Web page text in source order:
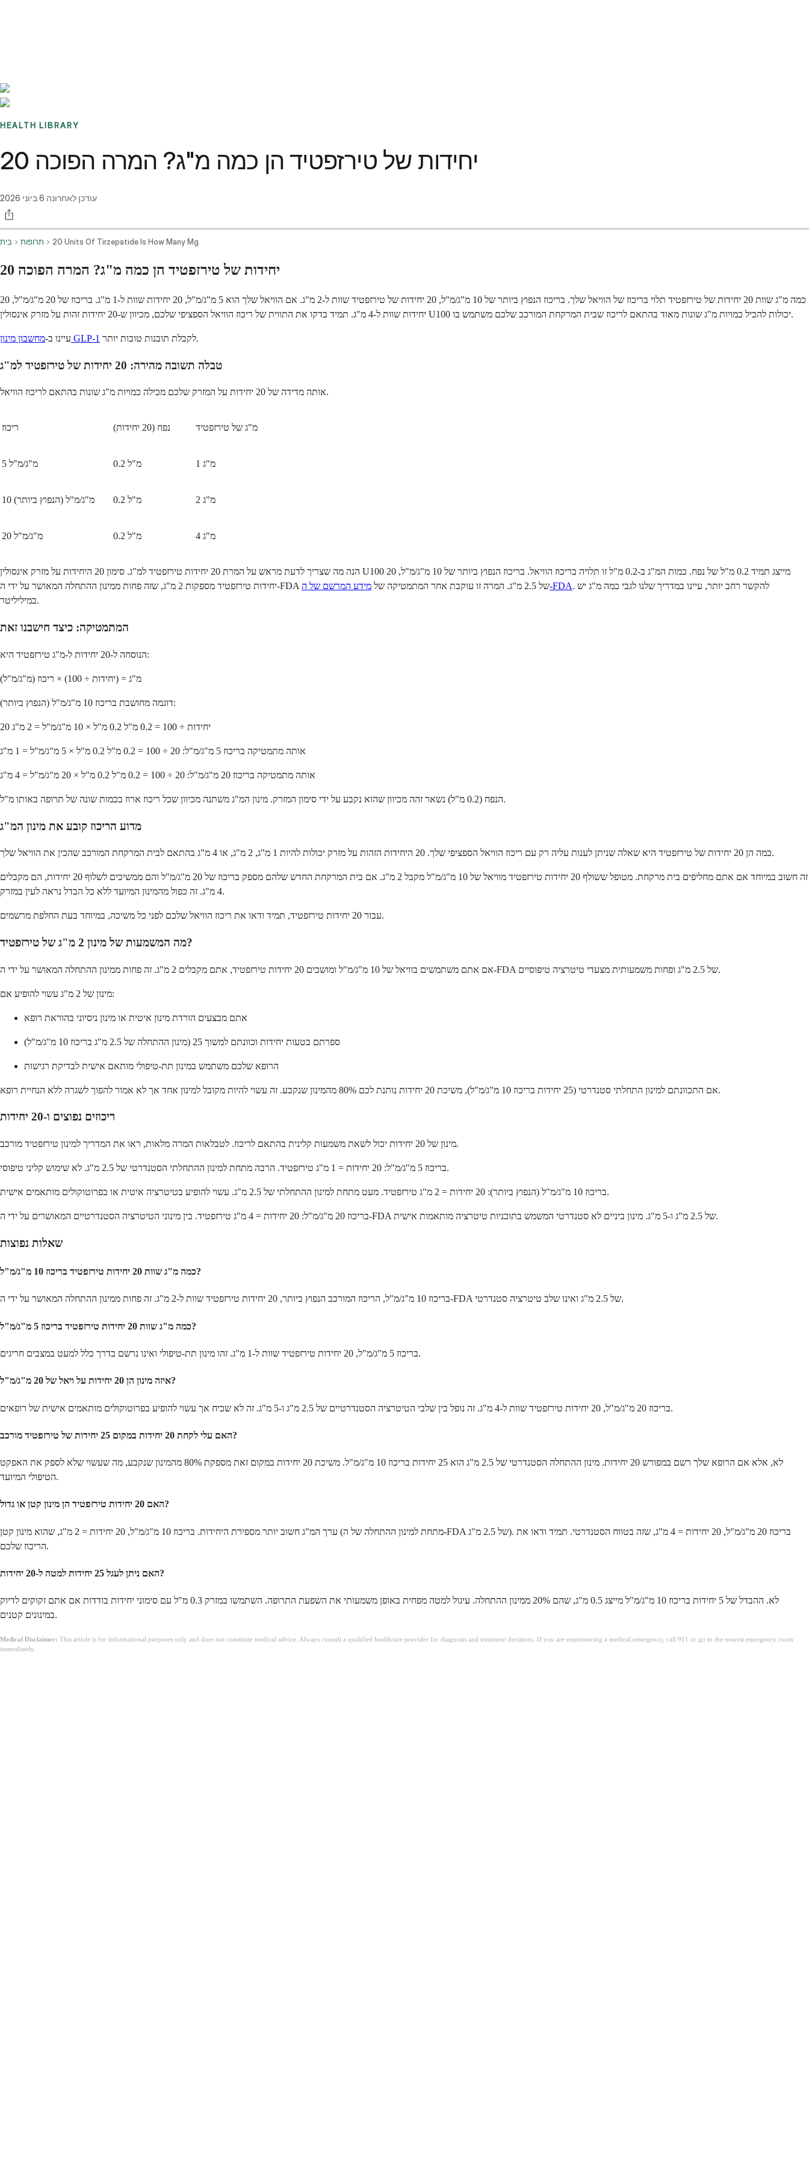
HEALTH LIBRARY
20 יחידות של טירזפטיד הן כמה מ"ג? המרה הפוכה
עודכן לאחרונה 6 ביוני 2026
בית תרופות 20 Units Of Tirzepatide Is How Many Mg
20 יחידות של טירזפטיד הן כמה מ"ג? המרה הפוכה
כמה מ"ג שוות 20 יחידות של טירזפטיד תלוי בריכוז של הוויאל שלך. בריכוז הנפוץ ביותר של 10 מ"ג/מ"ל, 20 יחידות של טירזפטיד שוות ל-2 מ"ג. אם הוויאל שלך הוא 5 מ"ג/מ"ל, 20 יחידות שוות ל-1 מ"ג. בריכוז של 20 מ"ג/מ"ל, 20
יחידות שוות ל-4 מ"ג. תמיד בדקו את התווית של ריכוז הוויאל הספציפי שלכם, מכיוון ש-20 יחידות זהות על מזרק אינסולין U100 יכולות להכיל כמויות מ"ג שונות מאוד בהתאם לריכוז שבית המרקחת המורכב שלכם משתמש בו.
עיינו ב- מחשבון מינון GLP-1 לקבלת תובנות טובות יותר.
טבלה תשובה מהירה: 20 יחידות של טירזפטיד למ"ג
אותה מדידה של 20 יחידות על המזרק שלכם מכילה כמויות מ"ג שונות בהתאם לריכוז הוויאל.
ריכוז נפח (20 יחידות) מ"ג של טירזפטיד
5 מ"ג/מ"ל 0.2 מ"ל 1 מ"ג
10 מ"ג/מ"ל (הנפוץ ביותר) 0.2 מ"ל 2 מ"ג
20 מ"ג/מ"ל 0.2 מ"ל 4 מ"ג
הנה מה שצריך לדעת מראש על המרת 20 יחידות טירזפטיד למ"ג. סימון 20 היחידות על מזרק אינסולין U100 מייצג תמיד 0.2 מ"ל של נפח. כמות המ"ג ב-0.2 מ"ל זו תלויה בריכוז הוויאל. בריכוז הנפוץ ביותר של 10 מ"ג/מ"ל, 20
יחידות טירזפטיד מספקות 2 מ"ג, שזה פחות ממינון ההתחלה המאושר על ידי ה-FDA של 2.5 מ"ג. המרה זו עוקבת אחר המתמטיקה שלמידע המרשם של ה-FDA. להקשר רחב יותר, עיינו במדריך שלנו לגבי כמה מ"ג יש
במיליליטר.
המתמטיקה: כיצד חישבנו זאת
הנוסחה ל-20 יחידות ל-מ"ג טירזפטיד היא:
מ"ג = (יחידות ÷ 100) × ריכוז (מ"ג/מ"ל)
דוגמה מחושבת בריכוז 10 מ"ג/מ"ל (הנפוץ ביותר):
20 יחידות ÷ 100 = 0.2 מ"ל 0.2 מ"ל × 10 מ"ג/מ"ל = 2 מ"ג
אותה מתמטיקה בריכוז 5 מ"ג/מ"ל: 20 ÷ 100 = 0.2 מ"ל 0.2 מ"ל × 5 מ"ג/מ"ל = 1 מ"ג
אותה מתמטיקה בריכוז 20 מ"ג/מ"ל: 20 ÷ 100 = 0.2 מ"ל 0.2 מ"ל × 20 מ"ג/מ"ל = 4 מ"ג
הנפח (0.2 מ"ל) נשאר זהה מכיוון שהוא נקבע על ידי סימון המזרק. מינון המ"ג משתנה מכיוון שכל ריכוז ארוז בכמות שונה של תרופה באותו מ"ל.
מדוע הריכוז קובע את מינון המ"ג
כמה הן 20 יחידות של טירזפטיד היא שאלה שניתן לענות עליה רק עם ריכוז הוויאל הספציפי שלך. 20 היחידות הזהות על מזרק יכולות להיות 1 מ"ג, 2 מ"ג, או 4 מ"ג בהתאם לבית המרקחת המורכב שהכין את הוויאל שלך.
זה חשוב במיוחד אם אתם מחליפים בית מרקחת. מטופל ששולף 20 יחידות טירזפטיד מוויאל של 10 מ"ג/מ"ל מקבל 2 מ"ג. אם בית המרקחת החדש שלהם מספק בריכוז של 20 מ"ג/מ"ל והם ממשיכים לשלוף 20 יחידות, הם מקבלים
4 מ"ג. זה כפול מהמינון המיועד ללא כל הבדל נראה לעין במזרק.
עבור 20 יחידות טירזפטיד, תמיד ודאו את ריכוז הוויאל שלכם לפני כל משיכה, במיוחד בעת החלפת מרשמים.
מה המשמעות של מינון 2 מ"ג של טירזפטיד?
אם אתם משתמשים בוויאל של 10 מ"ג/מ"ל ומושכים 20 יחידות טירזפטיד, אתם מקבלים 2 מ"ג. זה פחות ממינון ההתחלה המאושר על ידי ה-FDA של 2.5 מ"ג ופחות משמעותית מצעדי טיטרציה טיפוסיים.
מינון של 2 מ"ג עשוי להופיע אם:
אתם מבצעים הורדת מינון איטית או מינון ניסיוני בהוראת רופא
ספרתם בטעות יחידות וכוונתם למשוך 25 (מינון ההתחלה של 2.5 מ"ג בריכוז 10 מ"ג/מ"ל)
הרופא שלכם משתמש במינון תת-טיפולי מותאם אישית לבדיקת רגישות
אם התכוונתם למינון התחלתי סטנדרטי (25 יחידות בריכוז 10 מ"ג/מ"ל), משיכת 20 יחידות נותנת לכם 80% מהמינון שנקבע. זה עשוי להיות מקובל למינון אחד אך לא אמור להפוך לשגרה ללא הנחיית רופא.
ריכוזים נפוצים ו-20 יחידות
מינון של 20 יחידות יכול לשאת משמעות קלינית בהתאם לריכוז. לטבלאות המרה מלאות, ראו את המדריך למינון טירזפטיד מורכב.
בריכוז 5 מ"ג/מ"ל: 20 יחידות = 1 מ"ג טירזפטיד. הרבה מתחת למינון ההתחלתי הסטנדרטי של 2.5 מ"ג. לא שימוש קליני טיפוסי.
בריכוז 10 מ"ג/מ"ל (הנפוץ ביותר): 20 יחידות = 2 מ"ג טירזפטיד. מעט מתחת למינון ההתחלתי של 2.5 מ"ג. עשוי להופיע בטיטרציה איטית או בפרוטוקולים מותאמים אישית.
בריכוז 20 מ"ג/מ"ל: 20 יחידות = 4 מ"ג טירזפטיד. בין מינוני הטיטרציה הסטנדרטיים המאושרים על ידי ה-FDA של 2.5 מ"ג ו-5 מ"ג. מינון ביניים לא סטנדרטי המשמש בתוכניות טיטרציה מותאמות אישית.
שאלות נפוצות
כמה מ"ג שוות 20 יחידות טירזפטיד בריכוז 10 מ"ג/מ"ל?
בריכוז 10 מ"ג/מ"ל, הריכוז המורכב הנפוץ ביותר, 20 יחידות טירזפטיד שוות ל-2 מ"ג. זה פחות ממינון ההתחלה המאושר על ידי ה-FDA של 2.5 מ"ג ואינו שלב טיטרציה סטנדרטי.
כמה מ"ג שוות 20 יחידות טירזפטיד בריכוז 5 מ"ג/מ"ל?
בריכוז 5 מ"ג/מ"ל, 20 יחידות טירזפטיד שוות ל-1 מ"ג. זהו מינון תת-טיפולי ואינו נרשם בדרך כלל למעט במצבים חריגים.
איזה מינון הן 20 יחידות על ויאל של 20 מ"ג/מ"ל?
בריכוז 20 מ"ג/מ"ל, 20 יחידות טירזפטיד שוות ל-4 מ"ג. זה נופל בין שלבי הטיטרציה הסטנדרטיים של 2.5 מ"ג ו-5 מ"ג. זה לא שכיח אך עשוי להופיע בפרוטוקולים מותאמים אישית של רופאים.
האם עלי לקחת 20 יחידות במקום 25 יחידות של טירזפטיד מורכב?
לא, אלא אם הרופא שלך רשם במפורש 20 יחידות. מינון ההתחלה הסטנדרטי של 2.5 מ"ג הוא 25 יחידות בריכוז 10 מ"ג/מ"ל. משיכת 20 יחידות במקום זאת מספקת 80% מהמינון שנקבע, מה שעשוי שלא לספק את האפקט
הטיפולי המיועד.
האם 20 יחידות טירזפטיד הן מינון קטן או גדול?
ערך המ"ג חשוב יותר מספירת היחידות. בריכוז 10 מ"ג/מ"ל, 20 יחידות = 2 מ"ג, שהוא מינון קטן (מתחת למינון ההתחלה של ה-FDA של 2.5 מ"ג). בריכוז 20 מ"ג/מ"ל, 20 יחידות = 4 מ"ג, שזה בטווח הסטנדרטי. תמיד ודאו את
הריכוז שלכם.
האם ניתן לעגל 25 יחידות למטה ל-20 יחידות?
לא. ההבדל של 5 יחידות בריכוז 10 מ"ג/מ"ל מייצג 0.5 מ"ג, שהם 20% ממינון ההתחלה. עיגול למטה מפחית באופן משמעותי את השפעת התרופה. השתמשו במזרק 0.3 מ"ל עם סימוני יחידות בודדות אם אתם זקוקים לדיוק
במינונים קטנים.
Medical Disclaimer: This article is for informational purposes only and does not constitute medical advice. Always consult a qualified healthcare provider for diagnosis and treatment decisions. If you are experiencing a medical emergency, call 911 or go to the nearest emergency room
immediately.